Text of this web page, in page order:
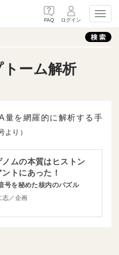
FAQ ログイン
トーム解析
量を網羅的に解析する手
より）
ノムの本質はヒストン
トにあった！
号を秘めた核内のパズル
志／企画